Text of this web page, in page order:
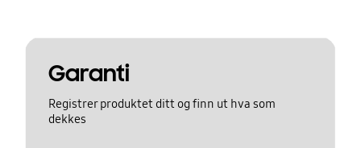
Garanti
Registrer produktet ditt og finn ut hva som
dekkes